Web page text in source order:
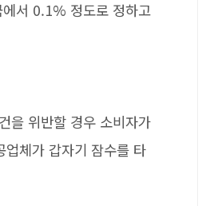
에서 0.1% 정도로 정하고
을 위반할 경우 소비자가
체가 갑자기 잠수를 타